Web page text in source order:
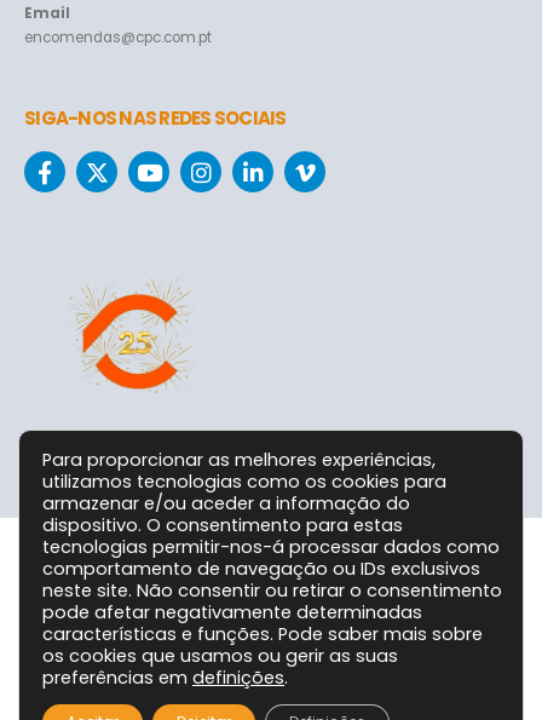
Email
encomendas@cpc.com.pt
SIGA-NOS NAS REDES SOCIAIS
Grupo CPC @ 2026. Todos os Direitos Reservados!
Para proporcionar as melhores experiências,
utilizamos tecnologias como os cookies para
armazenar e/ou aceder a informação do
dispositivo. O consentimento para estas
tecnologias permitir-nos-á processar dados como
comportamento de navegação ou IDs exclusivos
neste site. Não consentir ou retirar o consentimento
pode afetar negativamente determinadas
características e funções. Pode saber mais sobre
os cookies que usamos ou gerir as suas
preferências em definições.